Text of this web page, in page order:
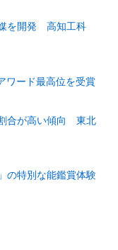
を開発 高知工科
ワード最高位を受賞
合が高い傾向 東北
の特別な能鑑賞体験